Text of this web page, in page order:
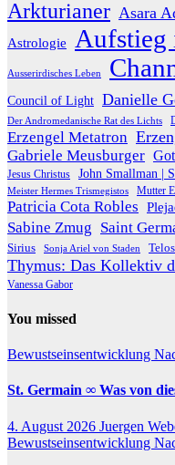
Arkturianer Asara
Astrologie Aufstieg
Ausserirdisches Leben
Council of Light Danielle
Der Andromedanische Rat des Lichts
Erzengel Metatron
Gabriele Meusburger
Jesus Christus John Smallman |
Meister Hermes Trismegistos Mutter
Patricia Cota Robles
Sabine Zmug Saint
Sirius Sonja Ariel von Staden Telos
Thymus: Das Kollektiv
Vanessa Gabor
You missed
Bewustseinsentwicklung
St. Germain ∞ Was von
4. August 2026 Juergen
Bewustseinsentwicklung